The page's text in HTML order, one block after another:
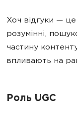
Хоч відгуки —
розумінні,
частину
впливають на
Роль UGC